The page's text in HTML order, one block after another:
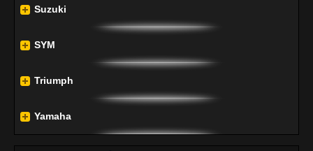
Suzuki
SYM
Triumph
Yamaha